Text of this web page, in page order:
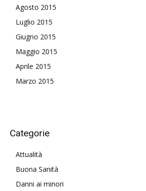
Agosto 2015
Luglio 2015
Giugno 2015
Maggio 2015
Aprile 2015
Marzo 2015
Categorie
Attualità
Buona Sanità
Danni ai minori